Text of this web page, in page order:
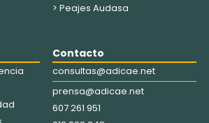
> Peajes Audasa
Contacto
consultas@adicae.net
prensa@adicae.net
607 261 951